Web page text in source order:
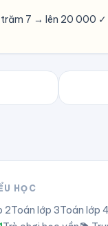
7 → lên 20 000
HỌC
2Toán lớp 3Toán lớp 4